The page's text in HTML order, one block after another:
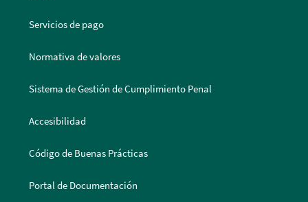
Servicios de pago
Normativa de valores
Sistema de Gestión de Cumplimiento Penal
Accesibilidad
Código de Buenas Prácticas
Portal de Documentación